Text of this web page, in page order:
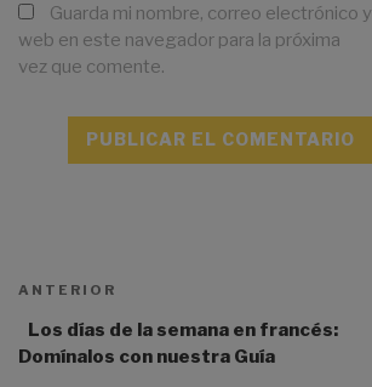
Guarda mi nombre, correo electrónico y
web en este navegador para la próxima
vez que comente.
e
n
ANTERIOR
Los días de la semana en francés:
Domínalos con nuestra Guía